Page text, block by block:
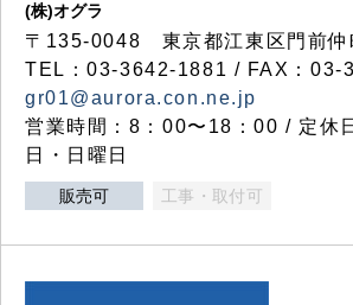
(株)オグラ
〒135-0048 東京都江東区門前
TEL：03-3642-1881 / FAX：03-
gr01@aurora.con.ne.jp
営業時間：8：00〜18：00 / 定休
日・日曜日
販売可 工事・取付可